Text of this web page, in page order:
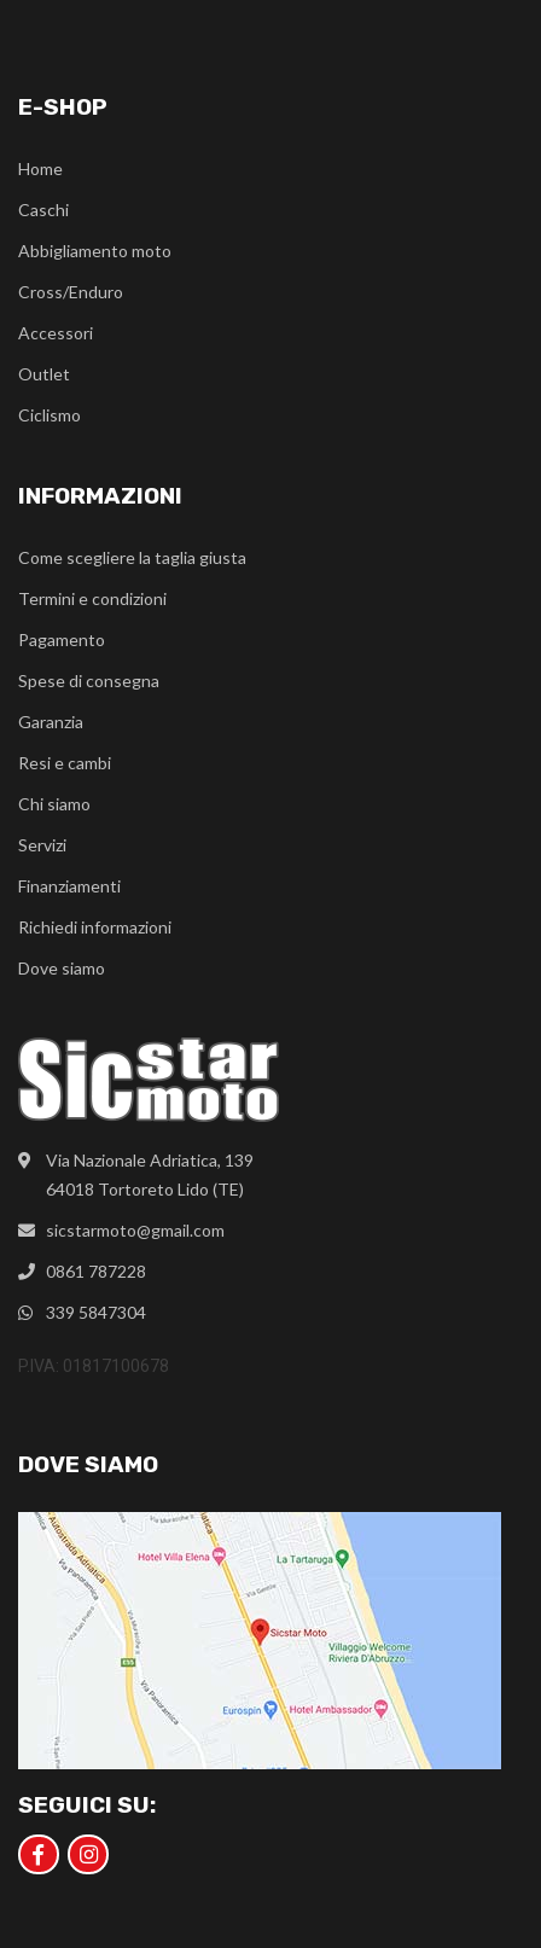
Via Nazionale Adriatica, 139
64018 Tortoreto Lido (TE)
sicstarmoto@gmail.com
0861 787228
339 5847304
P.IVA: 01817100678
E-SHOP
Home
Caschi
Abbigliamento moto
Cross/Enduro
Accessori
Outlet
Ciclismo
INFORMAZIONI
Come scegliere la taglia giusta
Termini e condizioni
Pagamento
Spese di consegna
Garanzia
Resi e cambi
Chi siamo
Servizi
Finanziamenti
Richiedi informazioni
Dove siamo
DOVE SIAMO
SEGUICI SU: